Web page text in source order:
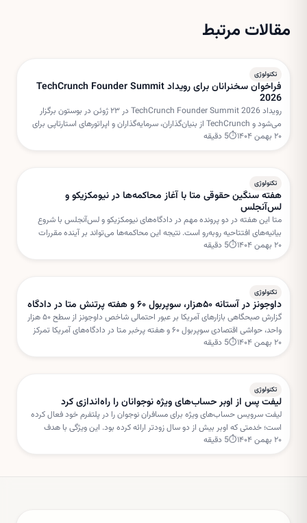
مقالات مرتبط
تکنولوژی
فراخوان سخنرانان برای رویداد TechCrunch Founder Summit
2026
رویداد TechCrunch Founder Summit 2026 در ۲۳ ژوئن در بوستون برگزار
می‌شود و TechCrunch از بنیان‌گذاران، سرمایه‌گذاران و اپراتورهای استارتاپی برای
هدایت میزگردهای تعاملی دعوت کرده است.
۲۰ بهمن ۱۴۰۴ ⏱
5 دقیقه
تکنولوژی
هفته سنگین حقوقی متا با آغاز محاکمه‌ها در نیومکزیکو و
لس‌آنجلس
متا این هفته در دو پرونده مهم در دادگاه‌های نیومکزیکو و لس‌آنجلس با شروع
بیانیه‌های افتتاحیه روبه‌رو است. نتیجه این محاکمه‌ها می‌تواند بر آینده مقررات
شبکه‌های اجتماعی و مسئولیت پلتفرم‌ها تأثیر بگذارد.
۲۰ بهمن ۱۴۰۴ ⏱
5 دقیقه
تکنولوژی
داوجونز در آستانه ۵۰هزار، سوپربول ۶۰ و هفته پرتنش متا در دادگاه
گزارش صبحگاهی بازارهای آمریکا بر عبور احتمالی شاخص داوجونز از سطح ۵۰ هزار
واحد، حواشی اقتصادی سوپربول ۶۰ و هفته پرخبر متا در دادگاه‌های آمریکا تمرکز
دارد. این تحولات می‌تواند مسیر سهام فناوری را در کوتاه‌مدت تحت تأثیر قرار دهد.
۲۰ بهمن ۱۴۰۴ ⏱
5 دقیقه
تکنولوژی
لیفت پس از اوبر حساب‌های ویژه نوجوانان را راه‌اندازی کرد
لیفت سرویس حساب‌های ویژه برای مسافران نوجوان را در پلتفرم خود فعال کرده
است؛ خدمتی که اوبر بیش از دو سال زودتر ارائه کرده بود. این ویژگی با هدف
افزایش امنیت و نظارت والدین طراحی شده است.
۲۰ بهمن ۱۴۰۴ ⏱
5 دقیقه